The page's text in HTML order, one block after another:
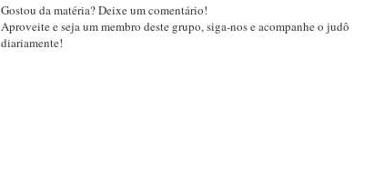
Gostou da matéria? Deixe um comentário!
Aproveite e seja um membro deste grupo, siga-nos e acompanhe o judô
diariamente!